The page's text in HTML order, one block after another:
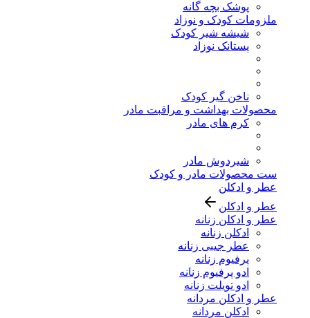
پوشک بچه گانه
ملزومات کودک و نوزاد
شیشه شیر کودک
پستانک نوزاد
ناخن گیر کودک
محصولات بهداشت و مراقبت مادر
کرم های مادر
شیردوش مادر
ست محصولات مادر و کودک
عطر و ادکلن
عطر و ادکلن
عطر و ادکلن زنانه
ادکلن زنانه
عطر جیبی زنانه
پرفیوم زنانه
ادو پرفیوم زنانه
ادو تویلت زنانه
عطر و ادکلن مردانه
ادکلن مردانه